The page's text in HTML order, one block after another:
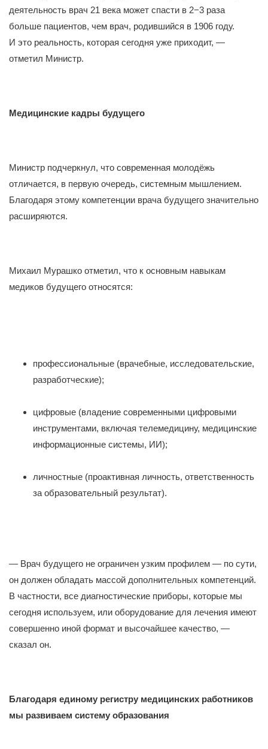
деятельность врач 21 века может спасти в 2−3 раза
больше пациентов, чем врач, родившийся в 1906 году.
И это реальность, которая сегодня уже приходит, —
отметил Министр.
Медицинские кадры будущего
Министр подчеркнул, что современная молодёжь
отличается, в первую очередь, системным мышлением.
Благодаря этому компетенции врача будущего значительно
расширяются.
Михаил Мурашко отметил, что к основным навыкам
медиков будущего относятся:
профессиональные (врачебные, исследовательские,
разработческие);
цифровые (владение современными цифровыми
инструментами, включая телемедицину, медицинские
информационные системы, ИИ);
личностные (проактивная личность, ответственность
за образовательный результат).
— Врач будущего не ограничен узким профилем — по сути,
он должен обладать массой дополнительных компетенций.
В частности, все диагностические приборы, которые мы
сегодня используем, или оборудование для лечения имеют
совершенно иной формат и высочайшее качество, —
сказал он.
Благодаря единому регистру медицинских работников
мы развиваем систему образования